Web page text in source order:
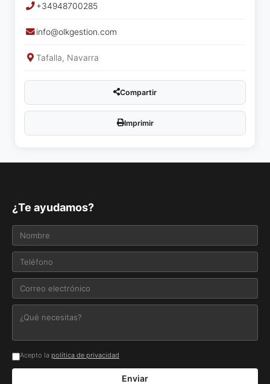
+34948700285
info@olkgestion.com
Tafalla, Navarra
Compartir
Imprimir
¿Te ayudamos?
Acepto la política de privacidad
Enviar